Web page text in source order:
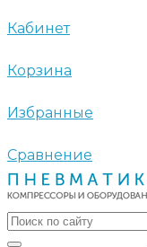
Кабинет
Корзина
Избранные
Сравнение